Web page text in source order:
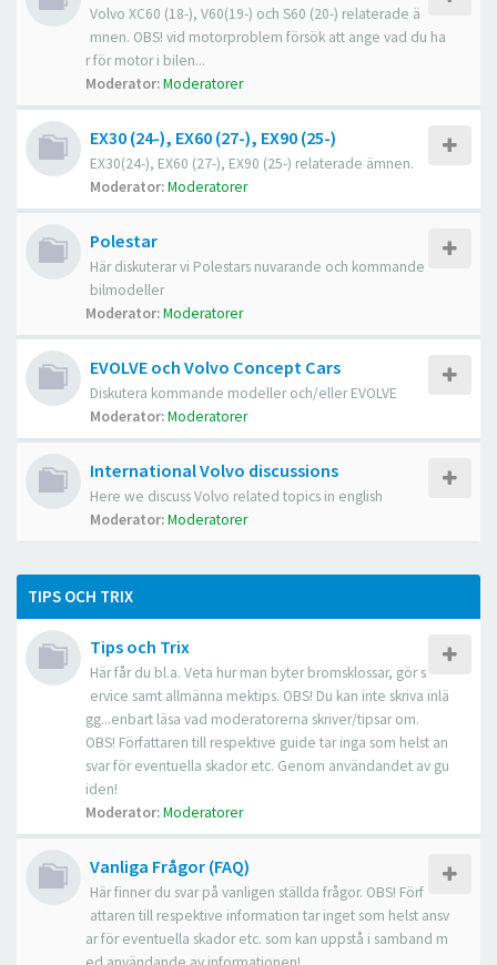
Volvo XC60 (18-), V60(19-) och S60 (20-) relaterade ä
mnen. OBS! vid motorproblem försök att ange vad du ha
r för motor i bilen...
Moderator:Moderatorer
EX30 (24-), EX60 (27-), EX90 (25-)
EX30(24-), EX60 (27-), EX90 (25-) relaterade ämnen.
Moderator:Moderatorer
Polestar
Här diskuterar vi Polestars nuvarande och kommande
bilmodeller
Moderator:Moderatorer
EVOLVE och Volvo Concept Cars
Diskutera kommande modeller och/eller EVOLVE
Moderator:Moderatorer
International Volvo discussions
Here we discuss Volvo related topics in english
Moderator:Moderatorer
TIPS OCH TRIX
Tips och Trix
Här får du bl.a. Veta hur man byter bromsklossar, gör s
ervice samt allmänna mektips. OBS! Du kan inte skriva inlä
gg...enbart läsa vad moderatorerna skriver/tipsar om.
OBS! Författaren till respektive guide tar inga som helst an
svar för eventuella skador etc. Genom användandet av gu
iden!
Moderator:Moderatorer
Vanliga Frågor (FAQ)
Här finner du svar på vanligen ställda frågor. OBS! Förf
attaren till respektive information tar inget som helst ansv
ar för eventuella skador etc. som kan uppstå i samband m